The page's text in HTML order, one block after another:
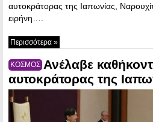
αυτοκράτορας της Ιαπωνίας,
ειρήνη….
Περισσότερα »
ΚΟΣΜΟΣ Ανέλαβε
αυτοκράτορας της